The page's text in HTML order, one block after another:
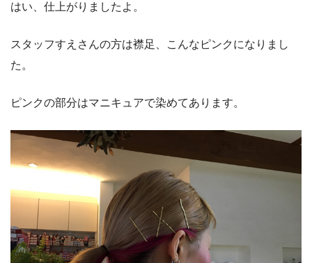
はい、仕上がりましたよ。
スタッフすえさんの方は襟足、こんなピンクになりまし
た。
ピンクの部分はマニキュアで染めてあります。